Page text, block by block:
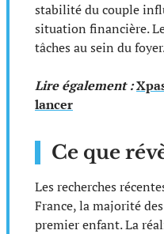
stabilité du couple
situation financière.
tâches au sein du
Lire également :
lancer
Ce que
Les recherches
France, la majorité
premier enfant. La